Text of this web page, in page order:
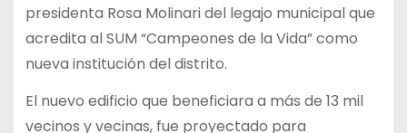
presidenta Rosa Molinari del legajo municipal que
acredita al SUM “Campeones de la Vida” como
nueva institución del distrito.
El nuevo edificio que beneficiara a más de 13 mil
vecinos y vecinas, fue proyectado para